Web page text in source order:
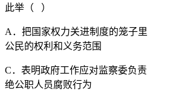
此举（ ）
A．把国家权力关进制度的笼
公民的权利和义务范围
C．表明政府工作应对监察委
绝公职人员腐败行为